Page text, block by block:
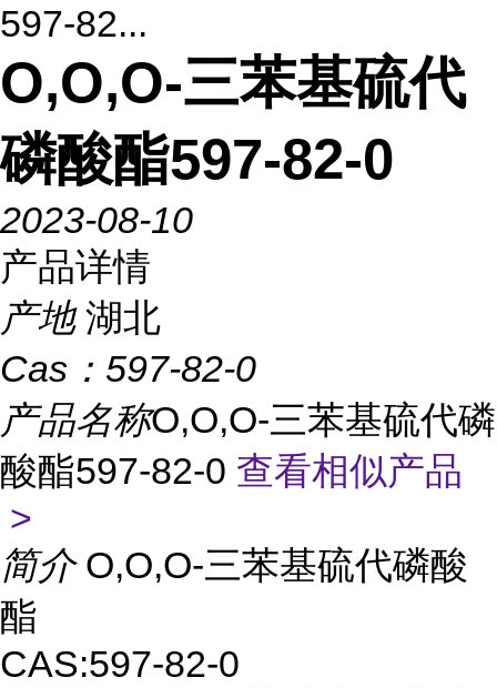
597-82...
O,O,O-三苯基硫代
磷酸酯597-82-0
2023-08-10
产品详情
产地 湖北
Cas： 597-82-0
产品名称O,O,O-三苯基硫代磷
酸酯597-82-0 查看相似产品
>
简介 O,O,O-三苯基硫代磷酸
酯
CAS:597-82-0